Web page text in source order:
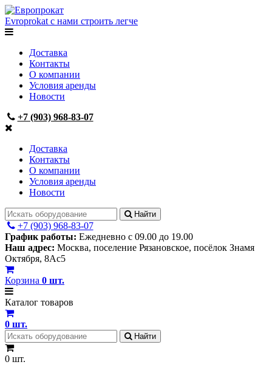
Evroprokat с нами строить легче
Доставка
Контакты
О компании
Условия аренды
Новости
+7 (903) 968-83-07
Доставка
Контакты
О компании
Условия аренды
Новости
Найти
+7 (903) 968-83-07
График работы: Ежедневно с 09.00 до 19.00
Наш адрес: Москва, поселение Рязановское, посёлок Знамя
Октября, 8Ас5
Корзина 0 шт.
Каталог товаров
0 шт.
Найти
0 шт.